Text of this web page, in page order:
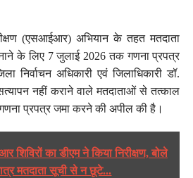
(एसआईआर) अभियान के तहत मतदाता
के लिए 7 जुलाई 2026 तक गणना प्रपत्र
निर्वाचन अधिकारी एवं जिलाधिकारी डॉ.
नहीं कराने वाले मतदाताओं से तत्काल
प्रपत्र जमा करने की अपील की है।
शिविरों का डीएम ने किया निरीक्षण, बोले
मतदाता सूची से न छूटे...